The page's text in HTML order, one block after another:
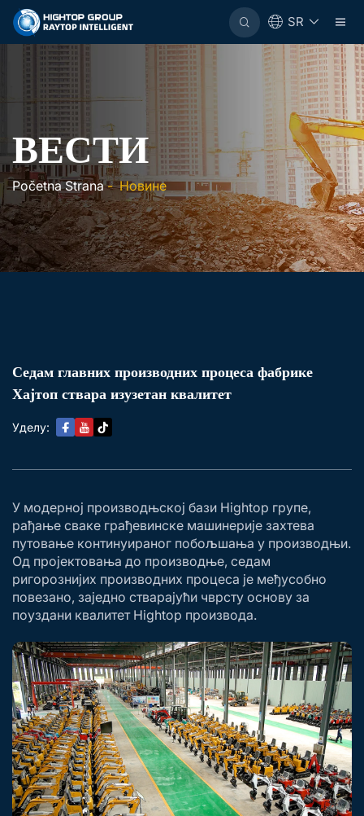
SR
ВЕСТИ
Početna Strana-Новине
Седам главних производних процеса фабрике
Хајтоп ствара изузетан квалитет
Уделу:
У модерној производњској бази Hightop групе,
рађање сваке грађевинске машинерије захтева
путовање континуираног побољшања у производњи.
Од пројектовања до производње, седам
ригорознијих производних процеса је међусобно
повезано, заједно стварајући чврсту основу за
поуздани квалитет Hightop производа.